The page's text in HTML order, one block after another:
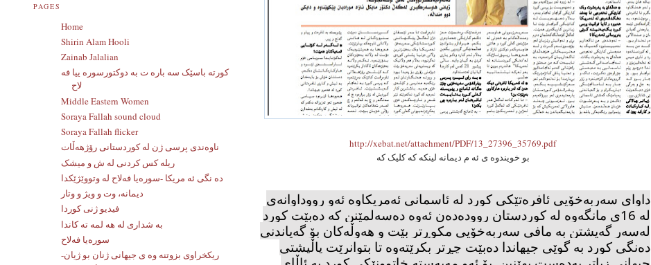
http://xebat.net/attachment/PDF/13_27396_35769.pdf
بو خویندوه ی ئه م دیمانه لینکه که کلیک که
داوای سەربەخۆیی ئافرەتێكی كورد لە ئاسمانی ئەمریكاوە ئەو رووداوانەی
لە 16ی مانگەوە لە كوردستان روودەدەن ئەوە دەسەلمێنن كە دەبێت كورد
لەسەر گەیشتن بە مافی سەربەخۆیی مكوڕتر بێت و هەوڵەكان بۆ گەیاندنی
دەنگی كورد بە گوێی جیهاندا دەبێت چڕتر بكرێتەوە تا بتوانرێت پاڵپشتی
PAGES
Home
Shirin Alam Hooli
Zainab Jalalian
کورته باسێک سه باره ت به دوکتورسوره ییا فه
لاح
Middle Eastern Women
Soraya Fallah sound cloud
Soraya Fallah flicker
ناوەندی پرسی ژن لە کوردستانی رۆژهەڵات
ریله کس کردنی له ش و میشک
ده نگی ئه مریکا -سوره‌یا فه‌لاح له‌ وتووێژێکدا
دیمانە، وت و ویژ و وتار
فیدیو ژنی کوردا
به شداری له هه لمه ته کاندا
سورەیا فەلاح
ریکخراوی بزوتنه وه ی جیهانی ژنان بو ژیان-